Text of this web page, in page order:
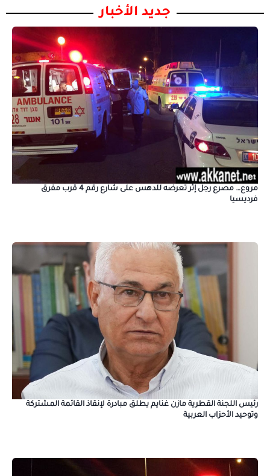
جديد الأخبار
مروع… مصرع رجل إثر تعرضه للدهس على شارع رقم 4 قرب مفرق
فرديسيا
رئيس اللجنة القطرية مازن غنايم يطلق مبادرة لإنقاذ القائمة المشتركة
وتوحيد الأحزاب العربية